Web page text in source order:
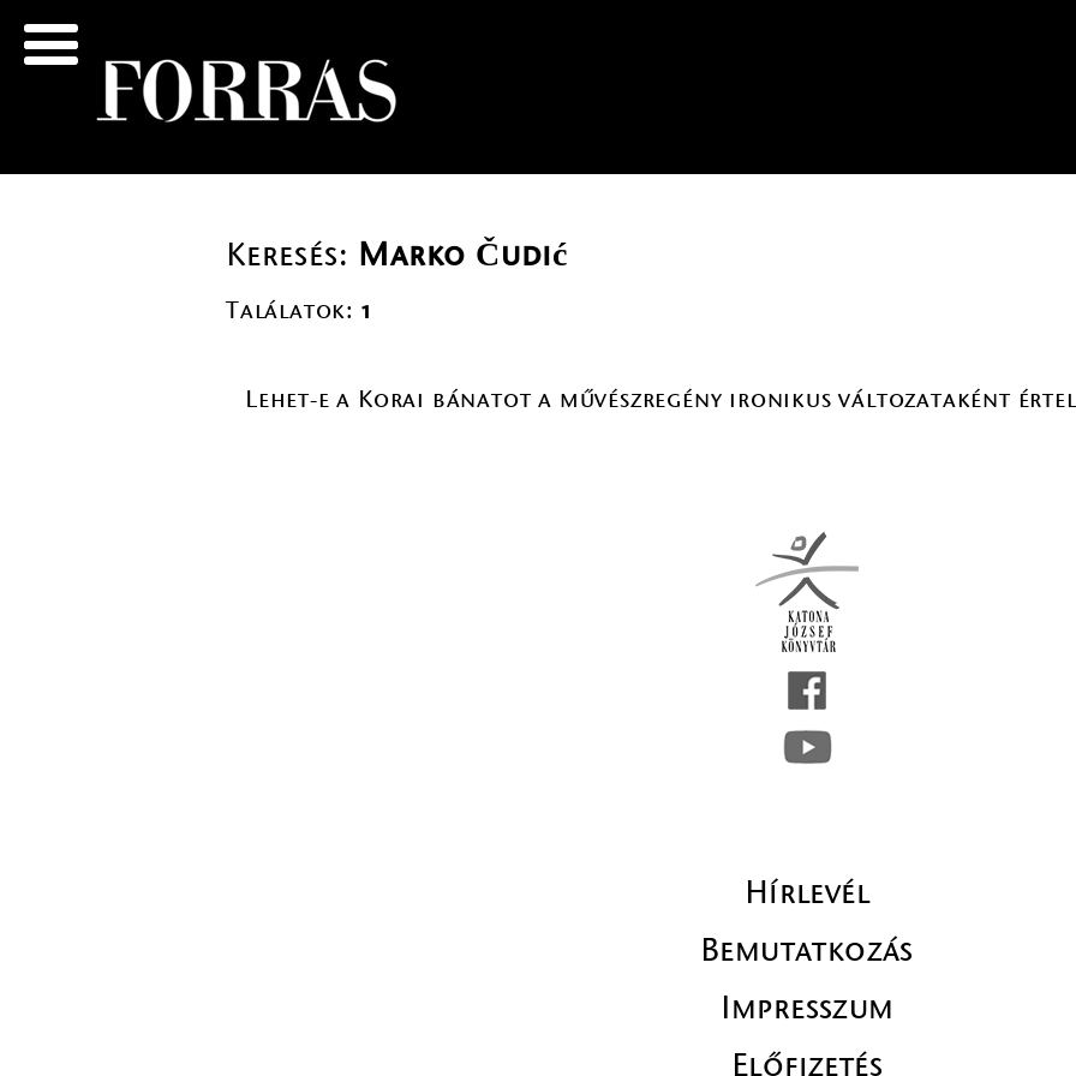
Keresés: Marko Čudić
Találatok: 1
Lehet-e a Korai bánatot a művészregény ironikus változataként
Hírlevél
Bemutatkozás
Impresszum
Előfizetés